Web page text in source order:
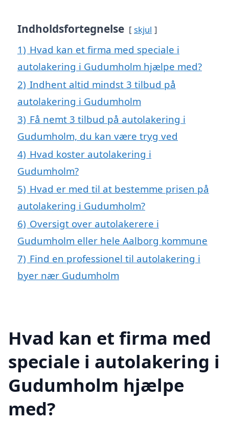
Indholdsfortegnelse skjul
1) Hvad kan et firma med speciale i
autolakering i Gudumholm hjælpe med?
2) Indhent altid mindst 3 tilbud på
autolakering i Gudumholm
3) Få nemt 3 tilbud på autolakering i
Gudumholm, du kan være tryg ved
4) Hvad koster autolakering i
Gudumholm?
5) Hvad er med til at bestemme prisen på
autolakering i Gudumholm?
6) Oversigt over autolakerere i
Gudumholm eller hele Aalborg kommune
7) Find en professionel til autolakering i
byer nær Gudumholm
Hvad kan et firma med
speciale i autolakering i
Gudumholm hjælpe
med?